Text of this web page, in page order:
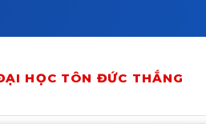
HỌC TÔN ĐỨC THẮNG